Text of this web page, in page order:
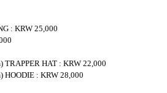
: KRW 25,000
TRAPPER HAT : KRW 22,000
HOODIE : KRW 28,000